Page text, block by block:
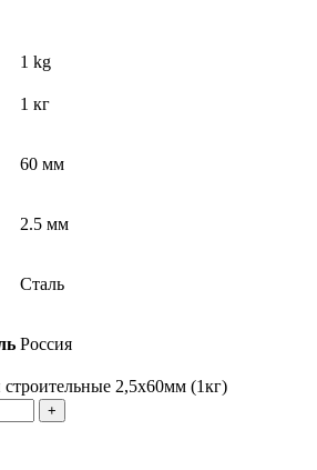
1 kg
1 кг
60 мм
2.5 мм
Сталь
Россия
строительные 2,5х60мм (1кг)